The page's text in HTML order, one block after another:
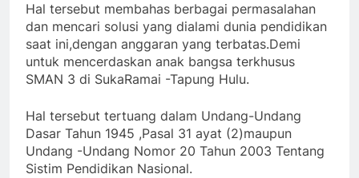
Hal tersebut membahas berbagai permasalahan
dan mencari solusi yang dialami dunia pendidikan
saat ini,dengan anggaran yang terbatas.Demi
untuk mencerdaskan anak bangsa terkhusus
SMAN 3 di SukaRamai -Tapung Hulu.
Hal tersebut tertuang dalam Undang-Undang
Dasar Tahun 1945 ,Pasal 31 ayat (2)maupun
Undang -Undang Nomor 20 Tahun 2003 Tentang
Sistim Pendidikan Nasional.